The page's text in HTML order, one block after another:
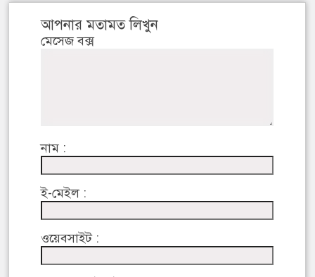
আপনার মতামত লিখুন
মেসেজ বক্স
নাম :
ই-মেইল :
ওয়েবসাইট :